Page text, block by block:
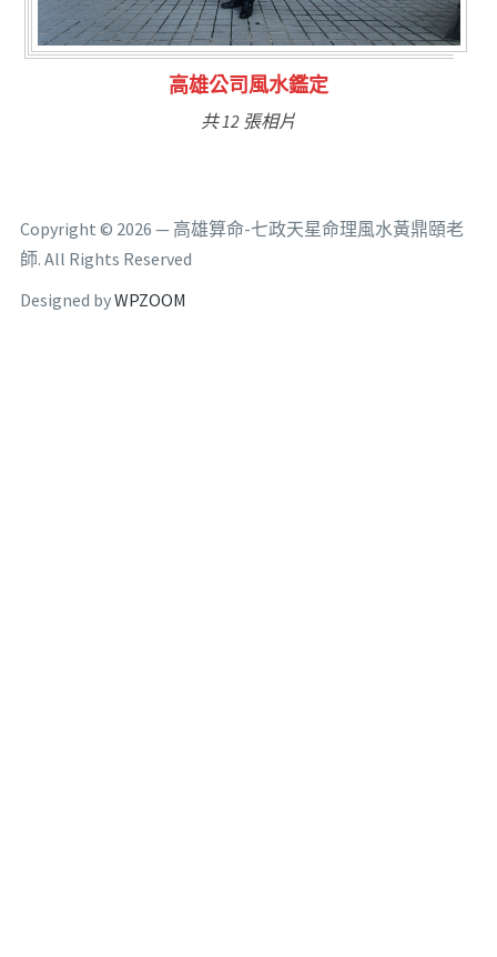
林氏福主量子生基造命
共 6 張相片
Copyright © 2026 — 高雄算命-七政天星命理風水黃鼎頤老
師. All Rights Reserved
Designed byWPZOOM